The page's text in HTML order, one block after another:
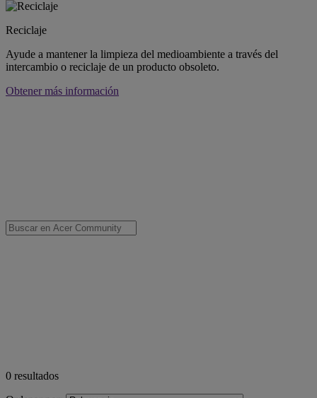
Reciclaje
Ayude a mantener la limpieza del medioambiente a través del
intercambio o reciclaje de un producto obsoleto.
Obtener más información
0 resultados